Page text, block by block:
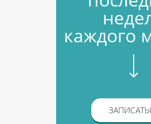
каждого